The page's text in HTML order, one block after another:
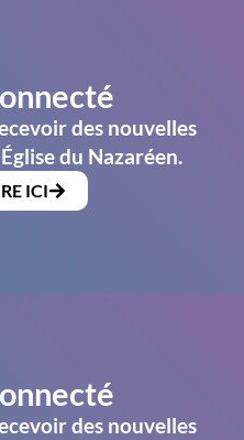
des nouvelles
du Nazaréen.
ICI
des nouvelles